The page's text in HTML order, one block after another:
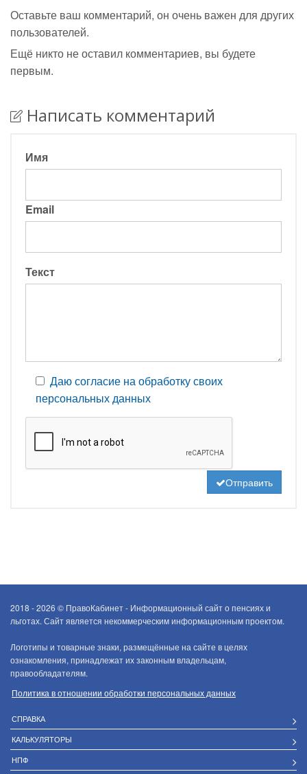
Оставьте ваш комментарий, он очень важен для других
пользователей.
Ещё никто не оставил комментариев, вы будете
первым.
Написать комментарий
Имя
Email
Текст
Даю согласие на обработку своих
персональных данных
Отправить
2018 - 2026 © ПравоКабинет - Информационный сайт о пенсиях и
льготах. Сайт является некоммерческим информационным проектом.
Логотипы и товарные знаки, размещённые на сайте в целях
ознакомления, принадлежат их законным владельцам,
правообладателям.
Политика в отношении обработки персональных данных
СПРАВКА
КАЛЬКУЛЯТОРЫ
НПФ